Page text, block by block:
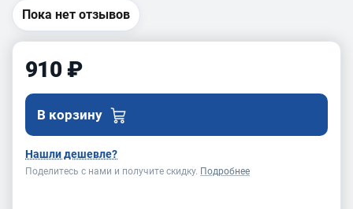
Пока нет отзывов
910 ₽
В корзину
Нашли дешевле?
Поделитесь с нами и получите скидку. Подробнее